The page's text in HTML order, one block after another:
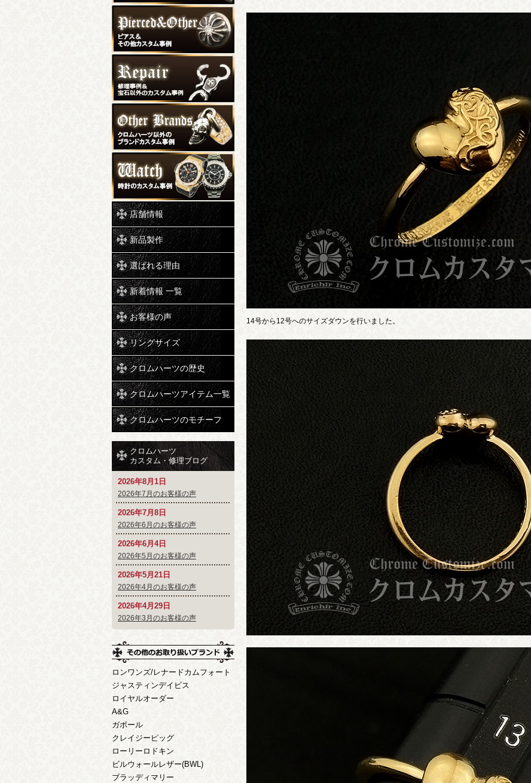
14号から12号へのサイズダウンを行いました。
店舗情報
新品製作
選ばれる理由
新着情報 一覧
お客様の声
リングサイズ
クロムハーツの歴史
クロムハーツアイテム一覧
クロムハーツのモチーフ
クロムハーツ
カスタム・修理ブログ
2026年8月1日
2026年7月のお客様の声
2026年7月8日
2026年6月のお客様の声
2026年6月4日
2026年5月のお客様の声
2026年5月21日
2026年4月のお客様の声
2026年4月29日
2026年3月のお客様の声
ロンワンズ/レナードカムフォート
ジャスティンデイビス
ロイヤルオーダー
A&G
ガボール
クレイジーピッグ
ローリーロドキン
ビルウォールレザー(BWL)
ブラッディマリー